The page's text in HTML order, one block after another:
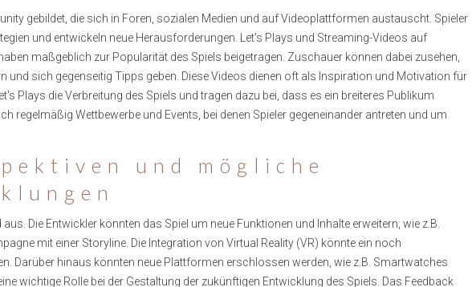
gebildet, die sich in Foren, sozialen Medien und auf Videoplattformen austauscht. Spieler
und entwickeln neue Herausforderungen. Let's Plays und Streaming-Videos auf
maßgeblich zur Popularität des Spiels beigetragen. Zuschauer können dabei zusehen,
und sich gegenseitig Tipps geben. Diese Videos dienen oft als Inspiration und Motivation für
Plays die Verbreitung des Spiels und tragen dazu bei, dass es ein breiteres Publikum
regelmäßig Wettbewerbe und Events, bei denen Spieler gegeneinander antreten und um
und mögliche
Die Entwickler könnten das Spiel um neue Funktionen und Inhalte erweitern, wie z.B.
mit einer Storyline. Die Integration von Virtual Reality (VR) könnte ein noch
Darüber hinaus könnten neue Plattformen erschlossen werden, wie z.B. Smartwatches
wichtige Rolle bei der Gestaltung der zukünftigen Entwicklung des Spiels. Das Feedback